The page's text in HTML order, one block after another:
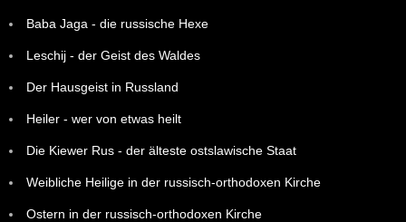
Baba Jaga - die russische Hexe
Leschij - der Geist des Waldes
Der Hausgeist in Russland
Heiler - wer von etwas heilt
Die Kiewer Rus - der älteste ostslawische Staat
Weibliche Heilige in der russisch-orthodoxen Kirche
Ostern in der russisch-orthodoxen Kirche